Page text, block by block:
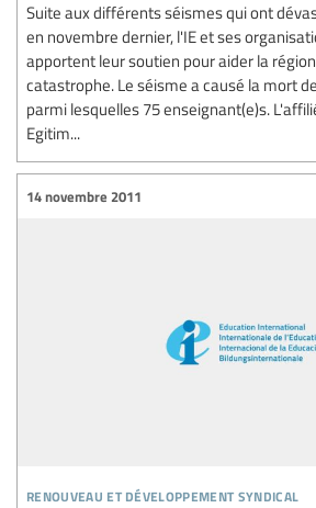
Suite aux différents séismes qui ont
en novembre dernier, l'IE et ses
apportent leur soutien pour aider la
catastrophe. Le séisme a causé la mort
parmi lesquelles 75 enseignant(e)s.
Egitim...
renouveau et développement syndical
14 novembre 2011